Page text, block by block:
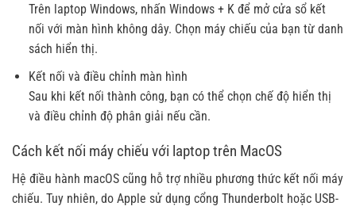
Trên laptop Windows, nhấn Windows + K để mở cửa sổ kết
nối với màn hình không dây. Chọn máy chiếu của bạn từ danh
sách hiển thị.
Kết nối và điều chỉnh màn hình
Sau khi kết nối thành công, bạn có thể chọn chế độ hiển thị
và điều chỉnh độ phân giải nếu cần.
Cách kết nối máy chiếu với laptop trên MacOS
Hệ điều hành macOS cũng hỗ trợ nhiều phương thức kết nối máy
chiếu. Tuy nhiên, do Apple sử dụng cổng Thunderbolt hoặc USB-